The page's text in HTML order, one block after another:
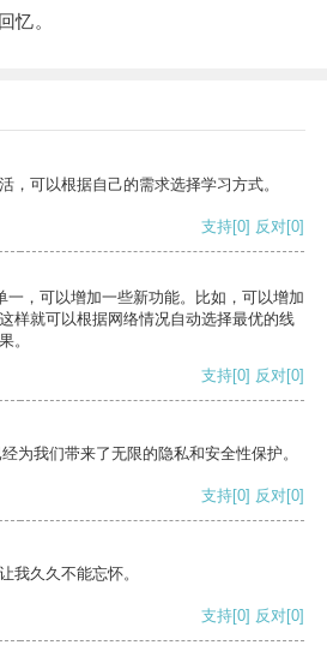
忆。
，可以根据自己的需求选择学习方式。
支持[0] 反对[0]
一，可以增加一些新功能。比如，可以增加
样就可以根据网络情况自动选择最优的线
。
支持[0] 反对[0]
为我们带来了无限的隐私和安全性保护。
支持[0] 反对[0]
我久久不能忘怀。
支持[0] 反对[0]